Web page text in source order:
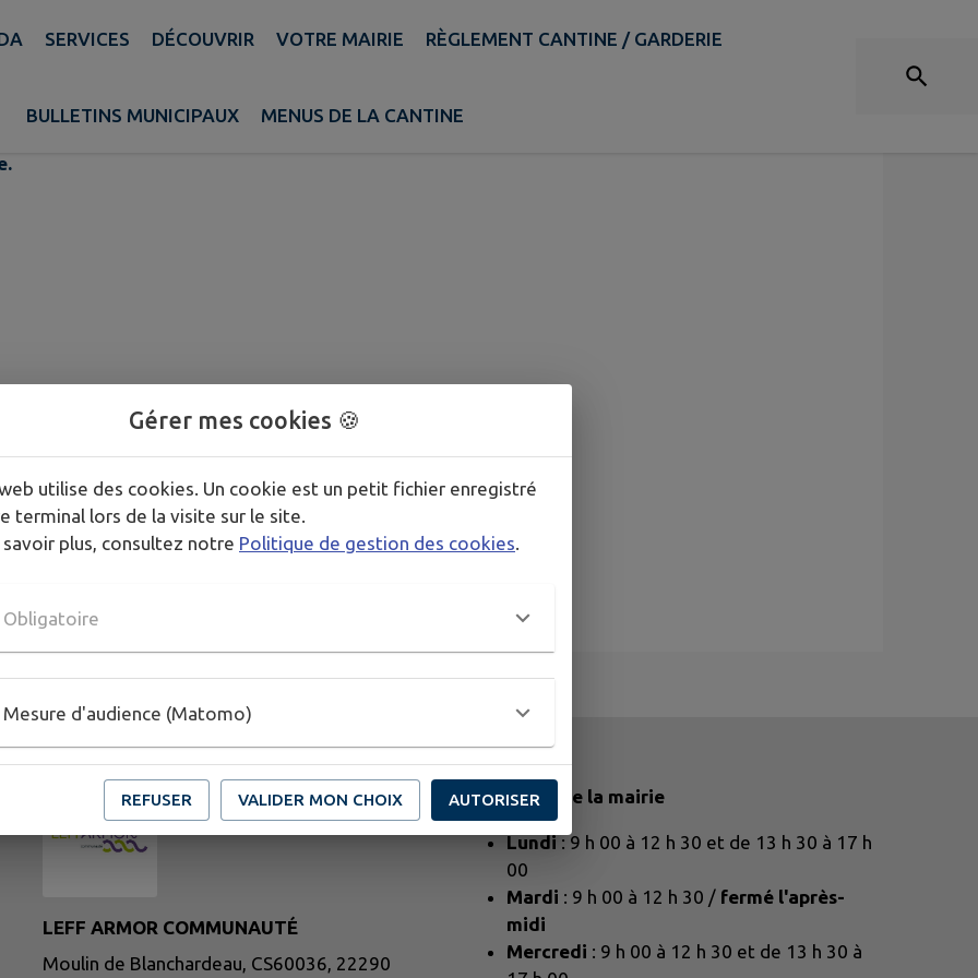
SERVICES DÉCOUVRIR VOTRE MAIRIE RÈGLEMENT CANTINE / GARDERIE
BULLETINS MUNICIPAUX MENUS DE LA CANTINE
LEFF ARMOR COMMUNAUTÉ
Moulin de Blanchardeau, CS60036, 22290
Horaires de la mairie
Lundi: 9 h 00 à 12 h 30 et de 13 h 30 à 17 h
00
Mardi : 9 h 00 à 12 h 30 / fermé l'après-
midi
Mercredi : 9 h 00 à 12 h 30 et de 13 h 30 à
Gérer mes cookies 🍪
utilise des cookies. Un cookie est un petit fichier enregistré
terminal lors de la visite sur le site.
savoir plus, consultez notre Politique de gestion des cookies.
Obligatoire
Mesure d'audience (Matomo)
REFUSER VALIDER MON CHOIX AUTORISER